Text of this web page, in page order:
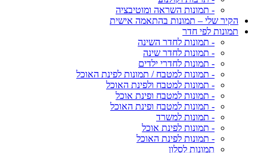
- תמונות השראה ומוטיבציה
הקיר שלי – תמונות בהתאמה אישית
תמונות לפי חדר
- תמונות לחדר השינה
- תמונות לחדר שינה
- תמונות לחדרי ילדים
- תמונות למטבח / תמונות לפינת האוכל
- תמונות למטבח ולפינת האוכל
- תמונות למטבח ופינת אוכל
- תמונות למטבח ופינת האוכל
- תמונות למשרד
- תמונות לפינת אוכל
- תמונות לפינת האוכל
תמונות לסלון